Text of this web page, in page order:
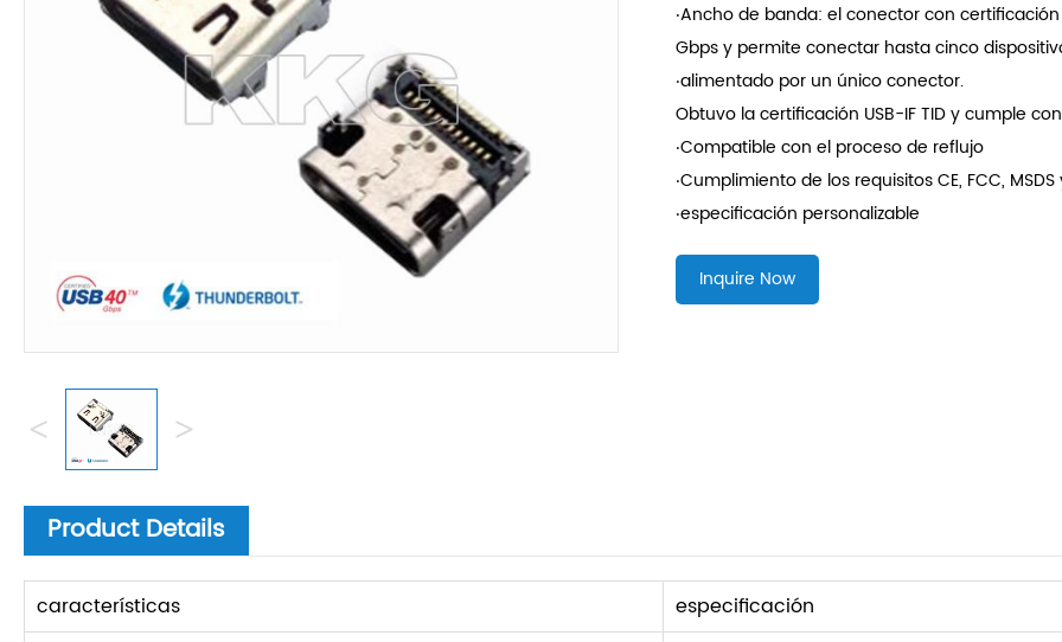
< >
‧Ancho de banda: el conector con
Gbps y permite conectar hasta cinco
‧alimentado por un único conector.
Obtuvo la certificación USB-IF TID y cumple
‧Compatible con el proceso de reflujo
‧Cumplimiento de los requisitos CE, FCC, MSDS
‧especificación personalizable
Inquire Now
Product Details
características
especificación